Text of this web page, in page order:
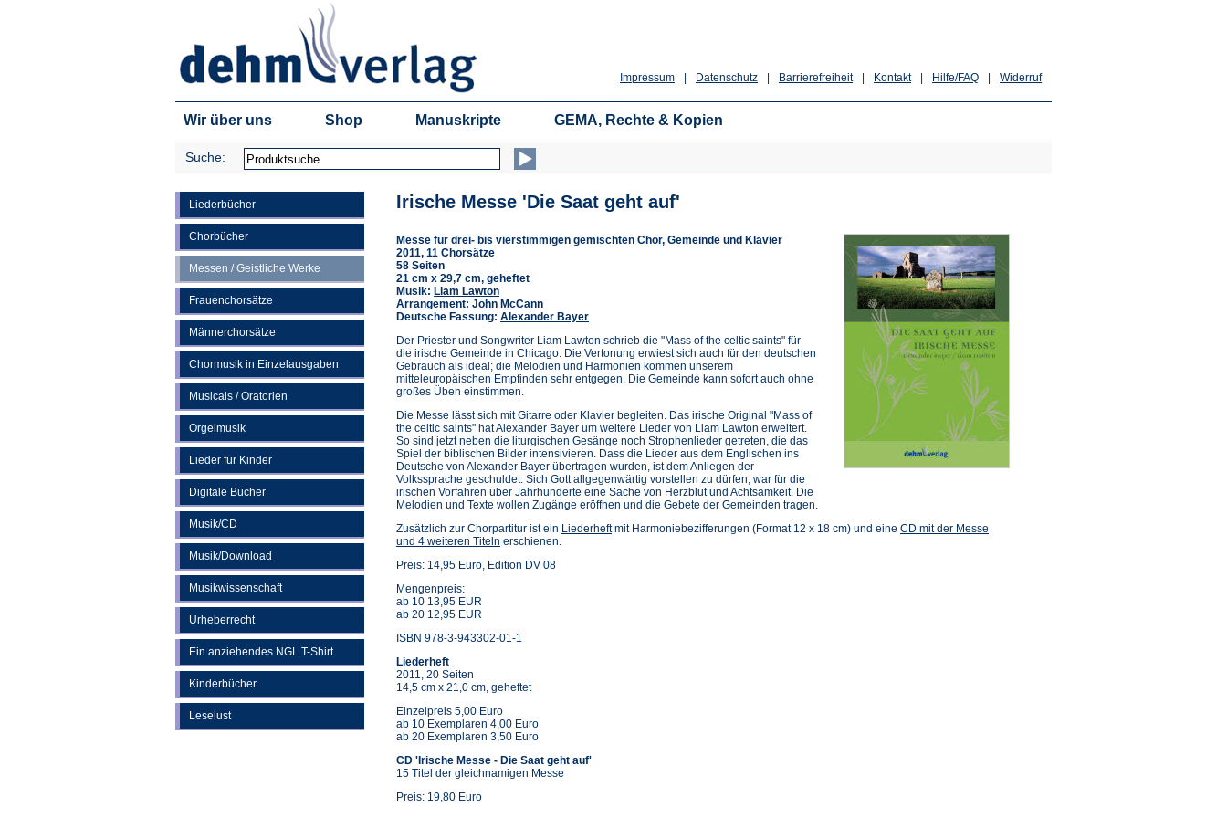
Widerruf
Hilfe/FAQ
Kontakt
Barrierefreiheit
Datenschutz
Impressum
Wir über uns Shop Manuskripte GEMA, Rechte & Kopien
Suche:
Liederbücher
Chorbücher
Messen / Geistliche Werke
Frauenchorsätze
Männerchorsätze
Chormusik in Einzelausgaben
Musicals / Oratorien
Orgelmusik
Lieder für Kinder
Digitale Bücher
Musik/CD
Musik/Download
Musikwissenschaft
Urheberrecht
Ein anziehendes NGL T-Shirt
Kinderbücher
Leselust
Irische Messe 'Die Saat geht auf'
Messe für drei- bis vierstimmigen gemischten Chor, Gemeinde und Klavier
2011, 11 Chorsätze
58 Seiten
21 cm x 29,7 cm, geheftet
Musik: Liam Lawton
Arrangement: John McCann
Deutsche Fassung: Alexander Bayer
Der Priester und Songwriter Liam Lawton schrieb die "Mass of the celtic saints" für
die irische Gemeinde in Chicago. Die Vertonung erwiest sich auch für den deutschen
Gebrauch als ideal; die Melodien und Harmonien kommen unserem
mitteleuropäischen Empfinden sehr entgegen. Die Gemeinde kann sofort auch ohne
großes Üben einstimmen.
Die Messe lässt sich mit Gitarre oder Klavier begleiten. Das irische Original "Mass of
the celtic saints" hat Alexander Bayer um weitere Lieder von Liam Lawton erweitert.
So sind jetzt neben die liturgischen Gesänge noch Strophenlieder getreten, die das
Spiel der biblischen Bilder intensivieren. Dass die Lieder aus dem Englischen ins
Deutsche von Alexander Bayer übertragen wurden, ist dem Anliegen der
Volkssprache geschuldet. Sich Gott allgegenwärtig vorstellen zu dürfen, war für die
irischen Vorfahren über Jahrhunderte eine Sache von Herzblut und Achtsamkeit. Die
Melodien und Texte wollen Zugänge eröffnen und die Gebete der Gemeinden tragen.
Zusätzlich zur Chorpartitur ist ein Liederheftmit Harmoniebezifferungen (Format 12 x 18 cm) und eine CD mit der Messe
und 4 weiteren Titeln erschienen.
Preis: 14,95 Euro, Edition DV 08
Mengenpreis:
ab 10 13,95 EUR
ab 20 12,95 EUR
ISBN 978-3-943302-01-1
Liederheft
2011, 20 Seiten
14,5 cm x 21,0 cm, geheftet
Einzelpreis 5,00 Euro
ab 10 Exemplaren 4,00 Euro
ab 20 Exemplaren 3,50 Euro
CD 'Irische Messe - Die Saat geht auf'
15 Titel der gleichnamigen Messe
Preis: 19,80 Euro